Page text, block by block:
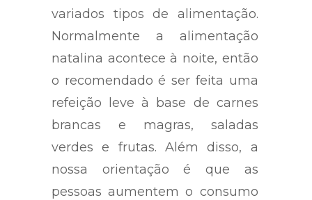
variados tipos de alimentação.
Normalmente a alimentação
natalina acontece à noite, então
o recomendado é ser feita uma
refeição leve à base de carnes
brancas e magras, saladas
verdes e frutas. Além disso, a
nossa orientação é que as
pessoas aumentem o consumo